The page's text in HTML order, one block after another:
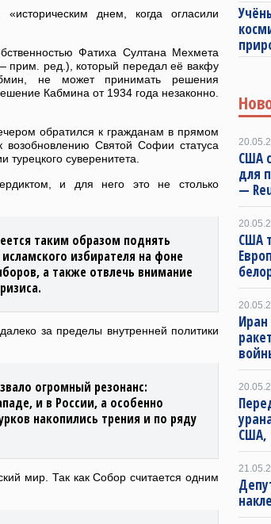
днем, когда огласили
Фатиха Султана Мехмета
прим. ред.), который передал её вакфу
не может принимать решения
Кабмина от 1934 года незаконно.
обратился к гражданам в прямом
возобновлению Святой Софии статуса
суверенитета.
и для него это не столько
таким образом поднять
избирателя на фоне
а также отвлечь внимание
за пределы внутренней политики
огромный резонанс:
и в России, а особенно
накопились трения и по ряду
мир. Так как Собор считается одним
США
для
—
США
США,